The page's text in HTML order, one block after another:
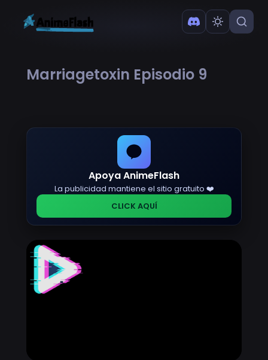
Marriagetoxin Episodio 9
Apoya AnimeFlash
La publicidad mantiene el sitio gratuito ❤️
CLICK AQUÍ